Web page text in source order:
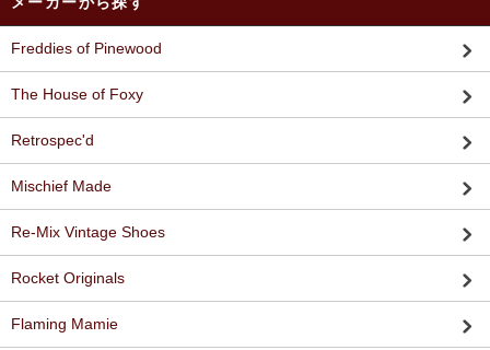
Freddies of Pinewood
The House of Foxy
Retrospec'd
Mischief Made
Re-Mix Vintage Shoes
Rocket Originals
Flaming Mamie